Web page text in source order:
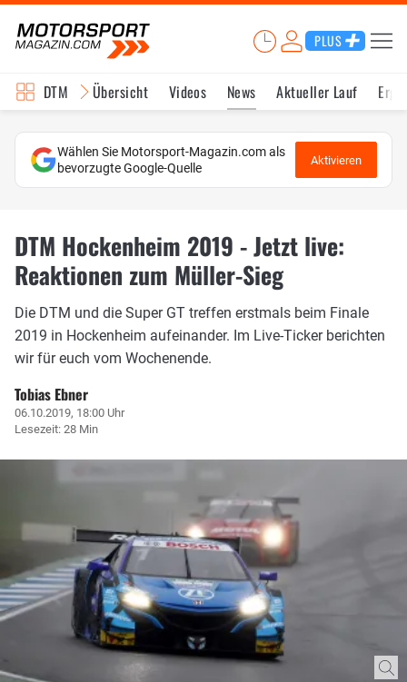
PLUS
DTM Übersicht Videos News Aktueller Lauf
Wählen Sie Motorsport-Magazin.com als
bevorzugte Google-Quelle
Aktivieren
DTM Hockenheim 2019 - Jetzt live:
Reaktionen zum Müller-Sieg
Die DTM und die Super GT treffen erstmals beim Finale
2019 in Hockenheim aufeinander. Im Live-Ticker berichten
wir für euch vom Wochenende.
Tobias Ebner
06.10.2019, 18:00 Uhr
Lesezeit: 28 Min